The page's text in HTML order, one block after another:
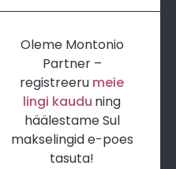
Oleme Montonio
Partner –
registreeru meie
lingi kaudu ning
häälestame Sul
makselingid e-poes
tasuta!